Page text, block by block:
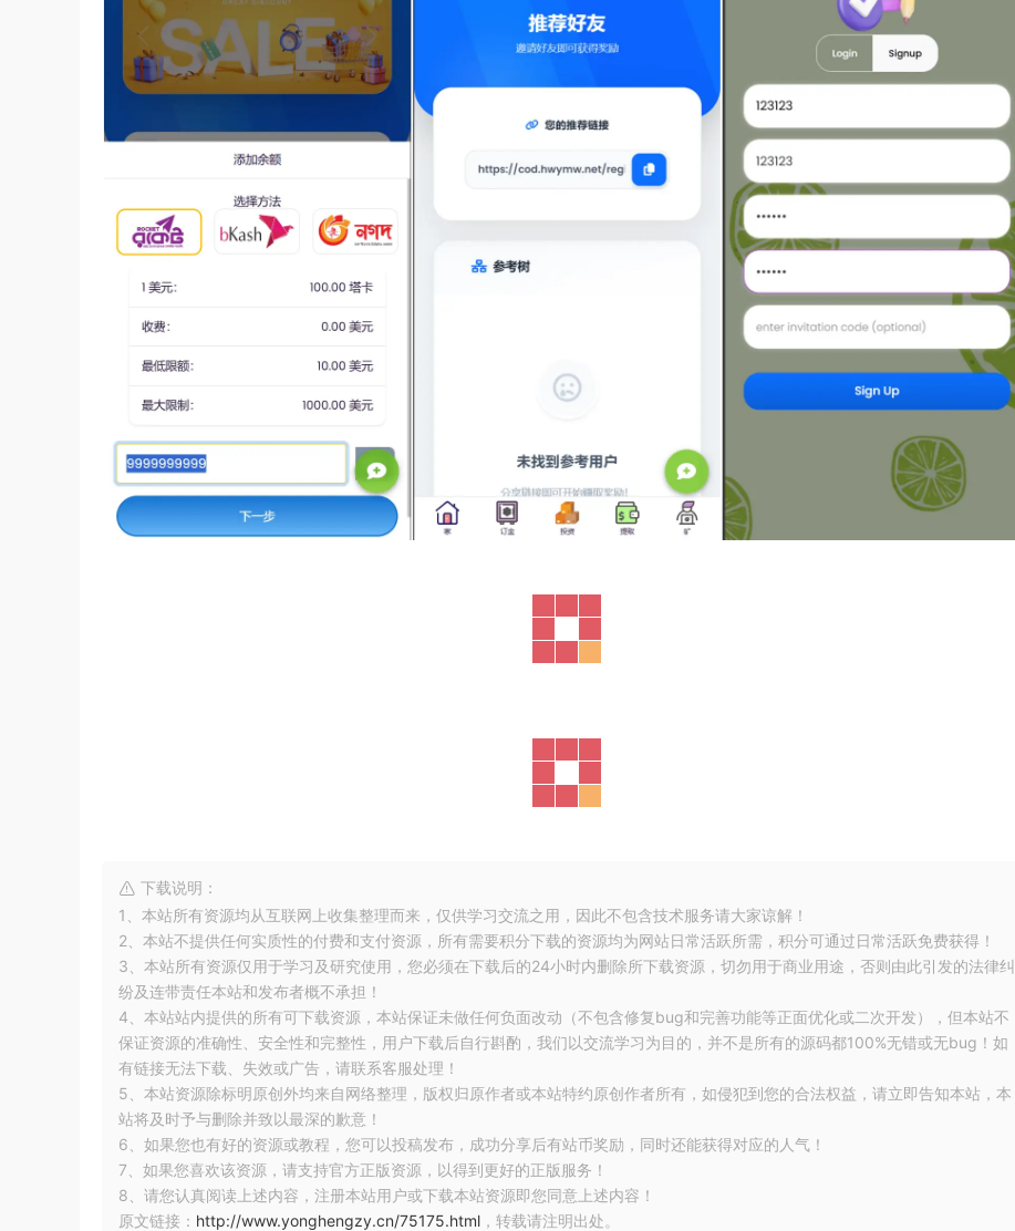
下载说明：
1、本站所有资源均从互联网上收集整理而来，仅供学习交流之用，因此不包含技术服务请大家谅解！
2、本站不提供任何实质性的付费和支付资源，所有需要积分下载的资源均为网站日常活跃所需，积分可通过日常活跃免费获得！
3、本站所有资源仅用于学习及研究使用，您必须在下载后的24小时内删除所下载资源，切勿用于商业用途，否则由此引发的法律纠
纷及连带责任本站和发布者概不承担！
4、本站站内提供的所有可下载资源，本站保证未做任何负面改动（不包含修复bug和完善功能等正面优化或二次开发），但本站不
保证资源的准确性、安全性和完整性，用户下载后自行斟酌，我们以交流学习为目的，并不是所有的源码都100%无错或无bug！如
有链接无法下载、失效或广告，请联系客服处理！
5、本站资源除标明原创外均来自网络整理，版权归原作者或本站特约原创作者所有，如侵犯到您的合法权益，请立即告知本站，本
站将及时予与删除并致以最深的歉意！
6、如果您也有好的资源或教程，您可以投稿发布，成功分享后有站币奖励，同时还能获得对应的人气！
7、如果您喜欢该资源，请支持官方正版资源，以得到更好的正版服务！
8、请您认真阅读上述内容，注册本站用户或下载本站资源即您同意上述内容！
原文链接： http://www.yonghengzy.cn/75175.html ，转载请注明出处。